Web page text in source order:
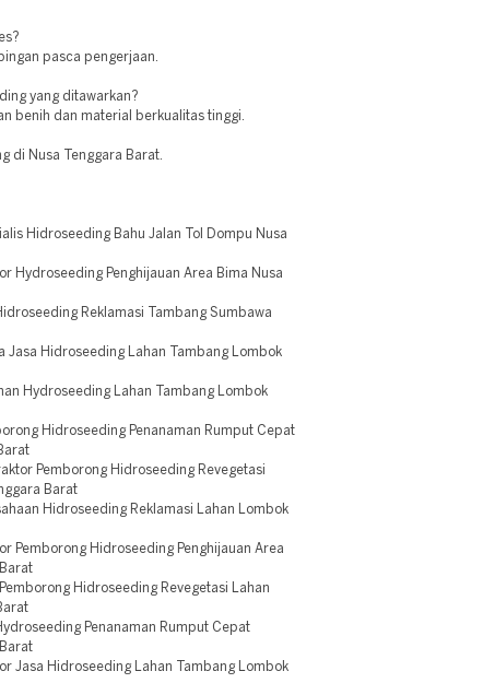
pasca pengerjaan.
yang ditawarkan?
benih dan material berkualitas tinggi.
di Nusa Tenggara Barat.
Hidroseeding Bahu Jalan Tol Dompu Nusa
Hydroseeding Penghijauan Area Bima Nusa
Reklamasi Tambang Sumbawa
Jasa Hidroseeding Lahan Tambang Lombok
Hydroseeding Lahan Tambang Lombok
Hidroseeding Penanaman Rumput Cepat
Pemborong Hidroseeding Revegetasi
Barat
Hidroseeding Reklamasi Lahan Lombok
Pemborong Hidroseeding Penghijauan Area
Hidroseeding Revegetasi Lahan
Penanaman Rumput Cepat
Jasa Hidroseeding Lahan Tambang Lombok